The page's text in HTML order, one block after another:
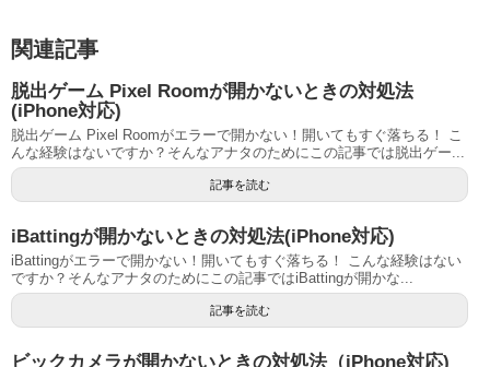
関連記事
脱出ゲーム Pixel Roomが開かないときの対処法
(iPhone対応)
脱出ゲーム Pixel Roomがエラーで開かない！開いてもすぐ落ちる！ こ
んな経験はないですか？そんなアナタのためにこの記事では脱出ゲー...
記事を読む
iBattingが開かないときの対処法(iPhone対応)
iBattingがエラーで開かない！開いてもすぐ落ちる！ こんな経験はない
ですか？そんなアナタのためにこの記事ではiBattingが開かな...
記事を読む
ビックカメラが開かないときの対処法（iPhone対応)